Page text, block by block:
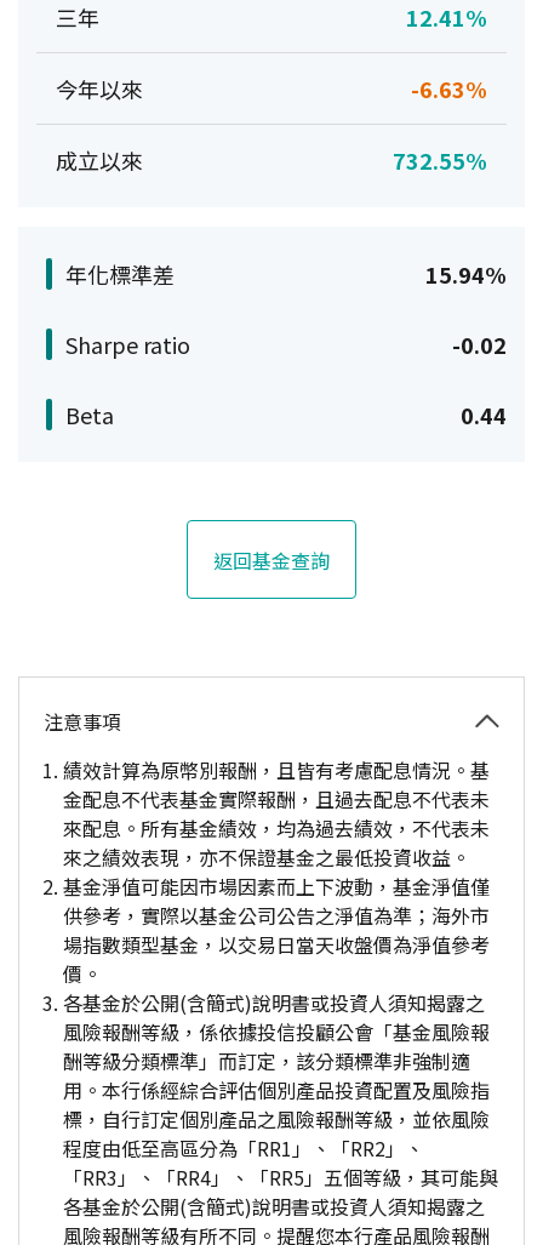
三年 12.41%
今年以來 -6.63%
成立以來 732.55%
年化標準差 15.94%
Sharpe ratio -0.02
Beta 0.44
返回基金查詢
注意事項
績效計算為原幣別報酬，且皆有考慮配息情況。基
金配息不代表基金實際報酬，且過去配息不代表未
來配息。所有基金績效，均為過去績效，不代表未
來之績效表現，亦不保證基金之最低投資收益。
基金淨值可能因市場因素而上下波動，基金淨值僅
供參考，實際以基金公司公告之淨值為準；海外市
場指數類型基金，以交易日當天收盤價為淨值參考
價。
各基金於公開(含簡式)說明書或投資人須知揭露之
風險報酬等級，係依據投信投顧公會「基金風險報
酬等級分類標準」而訂定，該分類標準非強制適
用。本行係經綜合評估個別產品投資配置及風險指
標，自行訂定個別產品之風險報酬等級，並依風險
程度由低至高區分為「RR1」、「RR2」、
「RR3」、「RR4」、「RR5」五個等級，其可能與
各基金於公開(含簡式)說明書或投資人須知揭露之
風險報酬等級有所不同。提醒您本行產品風險報酬